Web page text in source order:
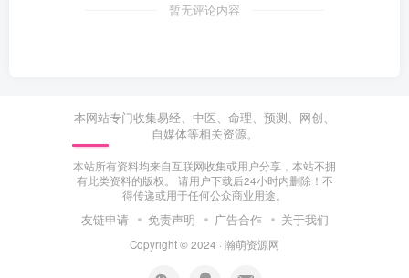
暂无评论内容
本网站专门收集易经、中医、命理、预测、网创、
自媒体等相关资源。
本站所有资料均来自互联网收集或用户分享，本站不拥
有此类资料的版权。 请用户下载后24小时内删除！不
得传递或用于任何公众商业用途。
友链申请 免责声明 广告合作 关于我们
Copyright © 2024 · 瀚萌资源网